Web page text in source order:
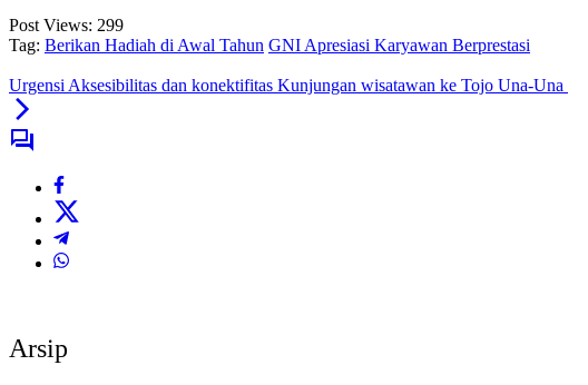
Post Views: 299
Tag: Berikan Hadiah di Awal Tahun GNI Apresiasi Karyawan Berprestasi
Urgensi Aksesibilitas dan konektifitas Kunjungan wisatawan ke Tojo Una-Una
Arsip